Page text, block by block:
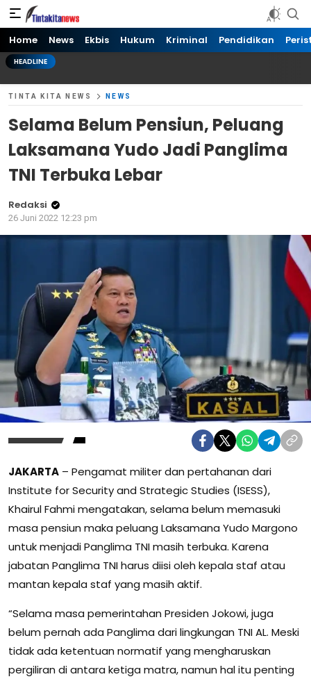
Tinta kita News
Informasi Terkini
Home News Ekbis Hukum Kriminal Pendidikan
HEADLINE
TINTA KITA NEWS NEWS
Selama Belum Pensiun, Peluang
Laksamana Yudo Jadi Panglima
TNI Terbuka Lebar
Redaksi
26 Juni 2022 12:23 pm
JAKARTA – Pengamat militer dan pertahanan dari
Institute for Security and Strategic Studies (ISESS),
Khairul Fahmi mengatakan, selama belum memasuki
masa pensiun maka peluang Laksamana Yudo Margono
untuk menjadi Panglima TNI masih terbuka. Karena
jabatan Panglima TNI harus diisi oleh kepala staf atau
mantan kepala staf yang masih aktif.
“Selama masa pemerintahan Presiden Jokowi, juga
belum pernah ada Panglima dari lingkungan TNI AL. Meski
tidak ada ketentuan normatif yang mengharuskan
pergiliran di antara ketiga matra, namun hal itu penting